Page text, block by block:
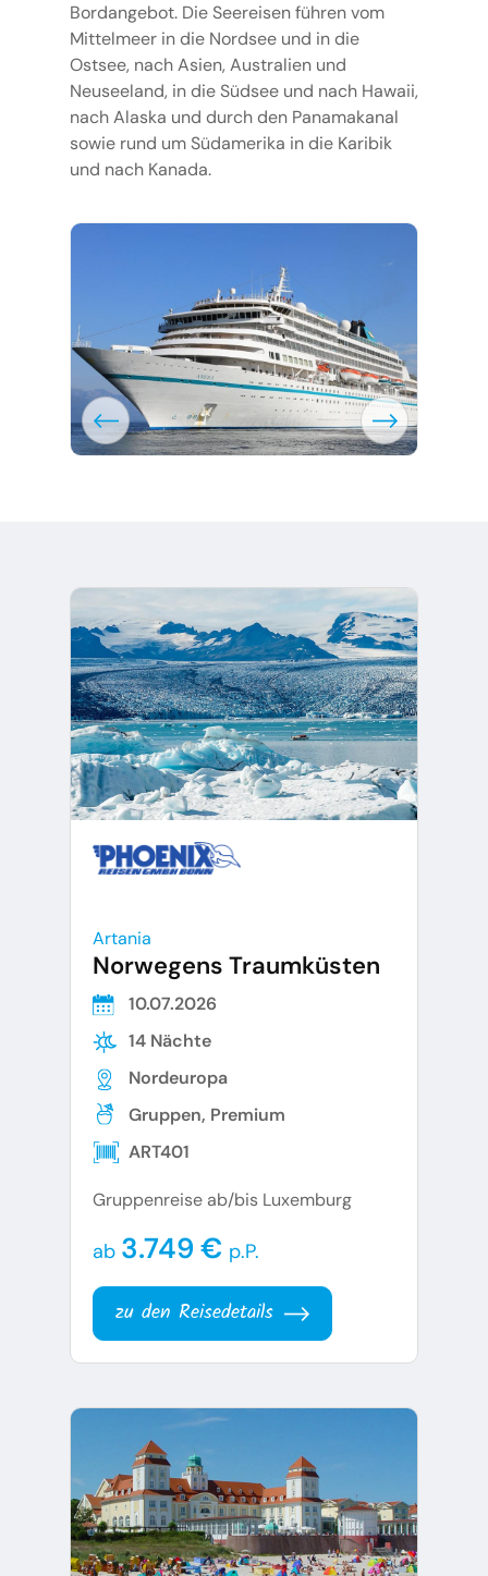
Bordangebot. Die Seereisen führen vom
Mittelmeer in die Nordsee und in die
Ostsee, nach Asien, Australien und
Neuseeland, in die Südsee und nach Hawaii,
nach Alaska und durch den Panamakanal
sowie rund um Südamerika in die Karibik
und nach Kanada.
Artania
Norwegens Traumküsten
10.07.2026
14 Nächte
Nordeuropa
Gruppen, Premium
ART401
Gruppenreise ab/bis Luxemburg
ab 3.749 € p.P.
zu den Reisedetails